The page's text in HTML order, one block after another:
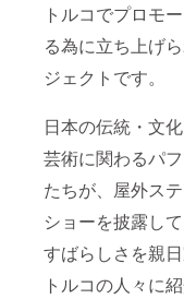
トルコでプロモ
る為に立ち上げ
ジェクトです。
日本の伝統・文
芸術に関わるパ
たちが、屋外ス
ショーを披露し
すばらしさを親
トルコの人々に紹